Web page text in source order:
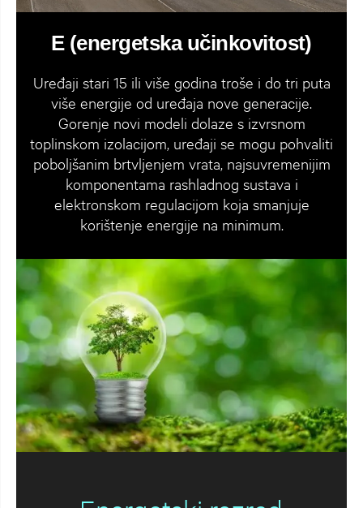
E (energetska učinkovitost)
Uređaji stari 15 ili više godina troše i do tri puta
više energije od uređaja nove generacije.
Gorenje novi modeli dolaze s izvrsnom
toplinskom izolacijom, uređaji se mogu pohvaliti
poboljšanim brtvljenjem vrata, najsuvremenijim
komponentama rashladnog sustava i
elektronskom regulacijom koja smanjuje
korištenje energije na minimum.